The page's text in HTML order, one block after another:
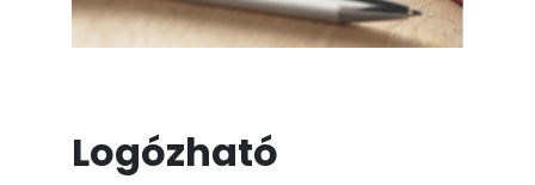
Logózható